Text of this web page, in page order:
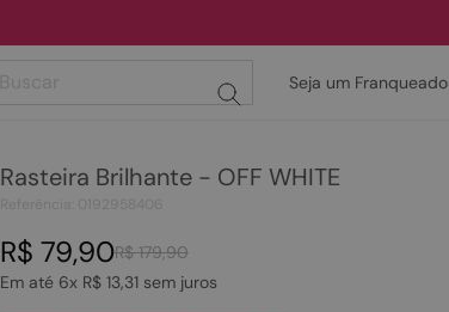
Seja um Franqueado
Rasteira Brilhante - OFF WHITE
R$ 179,90
R$ 79,90
Em até 6x R$ 13,31sem juros